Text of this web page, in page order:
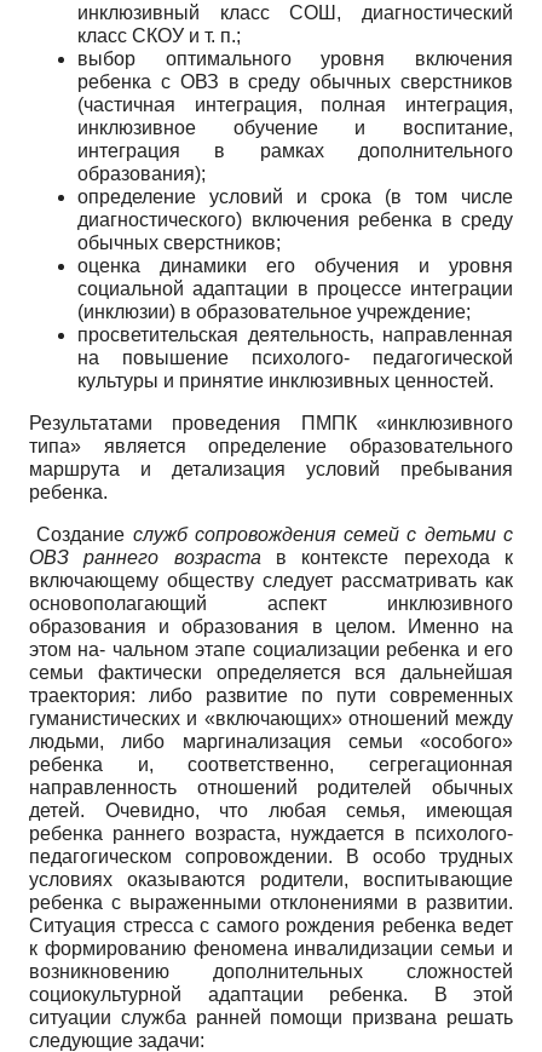
инклюзивный класс СОШ, диагностический
класс СКОУ и т. п.;
выбор оптимального уровня включения
ребенка с ОВЗ в среду обычных сверстников
(частичная интеграция, полная интеграция,
инклюзивное обучение и воспитание,
интеграция в рамках дополнительного
образования);
определение условий и срока (в том числе
диагностического) включения ребенка в среду
обычных сверстников;
оценка динамики его обучения и уровня
социальной адаптации в процессе интеграции
(инклюзии) в образовательное учреждение;
просветительская деятельность, направленная
на повышение психолого- педагогической
культуры и принятие инклюзивных ценностей.
Результатами проведения ПМПК «инклюзивного
типа» является определение образовательного
маршрута и детализация условий пребывания
ребенка.
Создание служб сопровождения семей с детьми с
ОВЗ раннего возраста в контексте перехода к
включающему обществу следует рассматривать как
основополагающий аспект инклюзивного
образования и образования в целом. Именно на
этом на- чальном этапе социализации ребенка и его
семьи фактически определяется вся дальнейшая
траектория: либо развитие по пути современных
гуманистических и «включающих» отношений между
людьми, либо маргинализация семьи «особого»
ребенка и, соответственно, сегрегационная
направленность отношений родителей обычных
детей. Очевидно, что любая семья, имеющая
ребенка раннего возраста, нуждается в психолого-
педагогическом сопровождении. В особо трудных
условиях оказываются родители, воспитывающие
ребенка с выраженными отклонениями в развитии.
Ситуация стресса с самого рождения ребенка ведет
к формированию феномена инвалидизации семьи и
возникновению дополнительных сложностей
социокультурной адаптации ребенка. В этой
ситуации служба ранней помощи призвана решать
следующие задачи: